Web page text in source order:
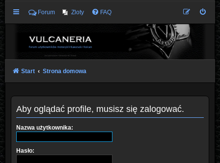
Forum Zloty FAQ
Start Strona domowa
Aby oglądać profile, musisz się zalogować.
Nazwa użytkownika:
Hasło: